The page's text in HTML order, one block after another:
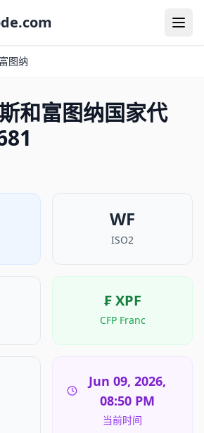
图纳
和富图纳国家代
WF
ISO2
₣ XPF
CFP Franc
Jun 09, 2026,
08:50 PM
当前时间